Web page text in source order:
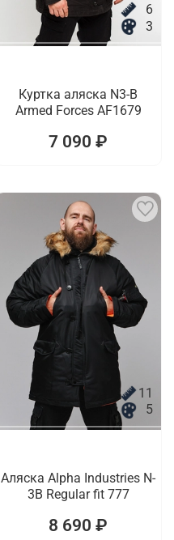
6
3
Куртка аляска N3-B
Armed Forces AF1679
7 090 ₽
11
5
Аляска Alpha Industries N-
3B Regular fit 777
8 690 ₽